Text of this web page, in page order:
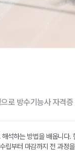
로 방수기능사 자격
석하는 방법을 배웁니다.
립부터 마감까지 전 과정